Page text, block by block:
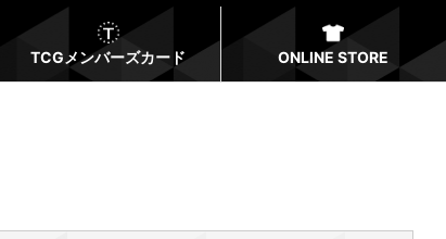
TCGメンバーズカード ONLINE STORE